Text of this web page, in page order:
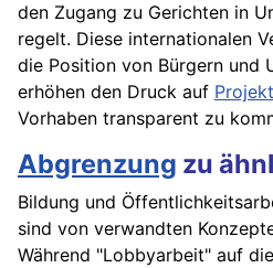
den Zugang zu Gerichten in
regelt. Diese internationalen
die Position von Bürgern und
erhöhen den Druck auf
Vorhaben transparent zu
Abgrenzung zu
Bildung und
sind von verwandten
Während "Lobbyarbeit" auf